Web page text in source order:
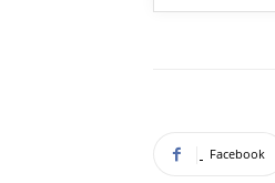
Facebook